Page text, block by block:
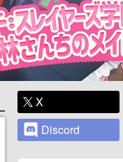
X
Discord